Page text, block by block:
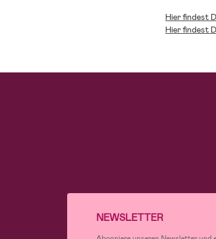
Hier findest
Hier findest
NEWSLETTER